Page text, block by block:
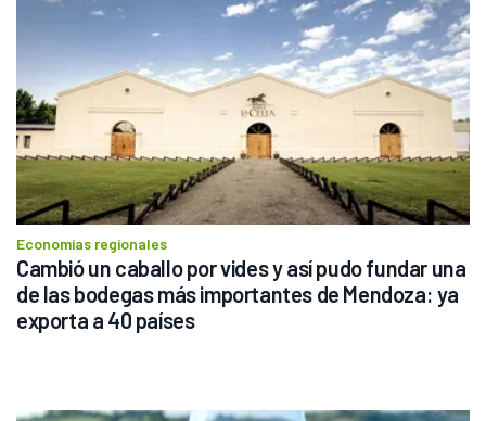
Economías regionales
Cambió un caballo por vides y así pudo fundar una
de las bodegas más importantes de Mendoza: ya
exporta a 40 países